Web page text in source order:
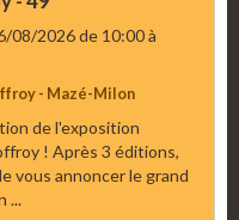
08/2026de 10:00à
- Mazé-Milon
de l'exposition
! Après 3 éditions,
vous annoncer le grand
...